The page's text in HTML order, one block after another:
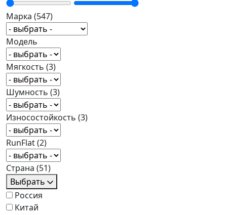
Марка (547)
Модель
Мягкость (3)
Шумность (3)
Износостойкость (3)
RunFlat(2)
Страна (51)
Выбрать
Россия
Китай